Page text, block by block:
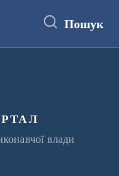
Пошук
влади